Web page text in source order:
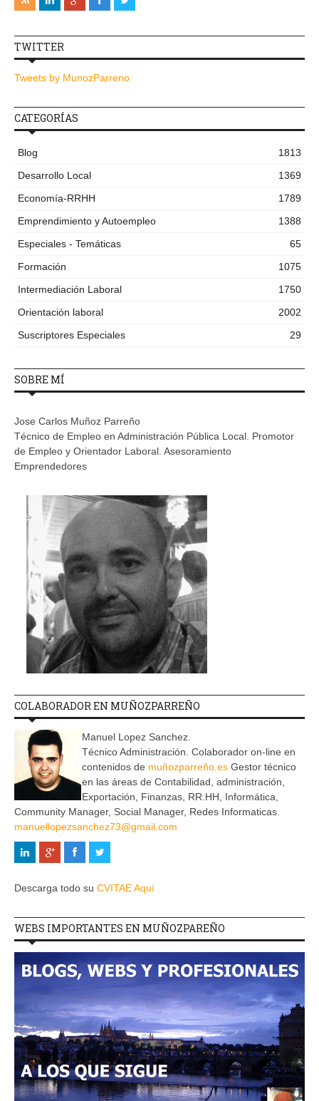
TWITTER
Tweets by MunozParreno
CATEGORÍAS
Blog
1813
Desarrollo Local
1369
Economía-RRHH
1789
Emprendimiento y Autoempleo
1388
Especiales - Temáticas
65
Formación
1075
Intermediación Laboral
1750
Orientación laboral
2002
Suscriptores Especiales
29
SOBRE MÍ
Jose Carlos Muñoz Parreño
Técnico de Empleo en Administración Pública Local. Promotor
de Empleo y Orientador Laboral. Asesoramiento
Emprendedores
COLABORADOR EN MUÑOZPARREÑO
Manuel Lopez Sanchez.
Técnico Administración. Colaborador on-line en
contenidos de muñozparreño.es Gestor técnico
en las áreas de Contabilidad, administración,
Exportación, Finanzas, RR.HH, Informática,
Community Manager, Social Manager, Redes Informaticas.
manuellopezsanchez73@gmail.com
Descarga todo su CVITAE Aquí
WEBS IMPORTANTES EN MUÑOZPAREÑO